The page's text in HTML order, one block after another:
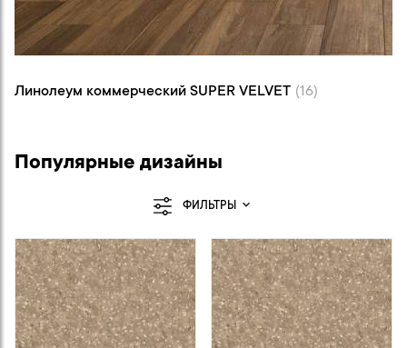
Линолеум коммерческий SUPER VELVET (16)
Популярные дизайны
ФИЛЬТРЫ